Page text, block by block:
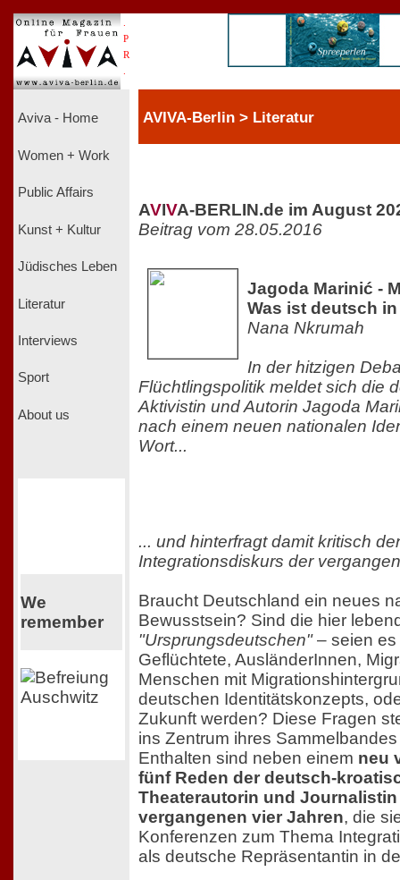
P
R
Aviva - Home
Women + Work
Public Affairs
Kunst + Kultur
Jüdisches Leben
Literatur
Interviews
Sport
About us
We
remember
AVIVA-Berlin > Literatur
AVIVA-BERLIN.de im August
Beitrag vom 28.05.2016
Jagoda Marinić -
Was ist deutsch
Nana Nkrumah
In der hitzigen
Flüchtlingspolitik meldet sich die
Aktivistin und Autorin Jagoda
nach einem neuen nationalen
Wort...
... und hinterfragt damit kritisch
Integrationsdiskurs der
Braucht Deutschland ein neues
Bewusstsein? Sind die hier
"Ursprungsdeutschen"– seien es
Geflüchtete, AusländerInnen,
Menschen mit
deutschen Identitätskonzepts,
Zukunft werden? Diese Fragen
ins Zentrum ihres
Enthalten sind neben einem neu
fünf Reden der deutsch-
Theaterautorin und
vergangenen vier Jahren, die
Konferenzen zum Thema
als deutsche Repräsentantin in